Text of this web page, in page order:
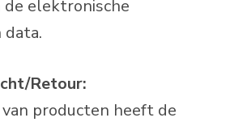
de elektronische
data.
Retour:
producten heeft de